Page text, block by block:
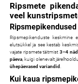
Ripsmete
veel
Ripsmepikenduste keskmine
elutsükkel ja see kestab
vajate ripsmete täitmist3–4
päeva , kuigi olenevalt
ühepäevased variandid
Kui kaua